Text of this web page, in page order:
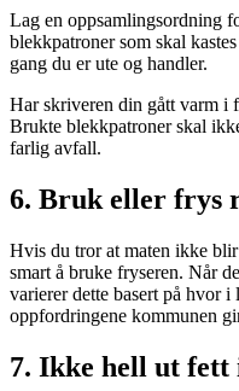
Lag en oppsamlingsordning
blekkpatroner som skal
gang du er ute og handler.
Har skriveren din gått varm i
Brukte blekkpatroner skal
farlig avfall.
6. Bruk eller frys
Hvis du tror at maten ikke
smart å bruke fryseren. Når
varierer dette basert på hvor
oppfordringene kommunen
7. Ikke hell ut fett